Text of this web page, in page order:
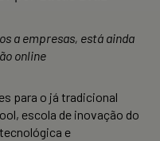
a empresas, está ainda
online
para o já tradicional
escola de inovação do
e